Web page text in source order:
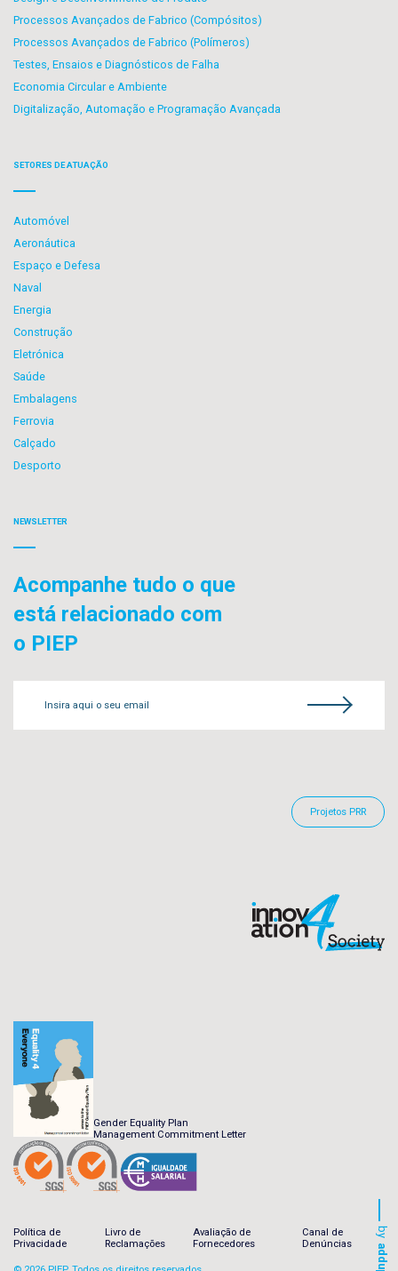
Processos Avançados de Fabrico (Compósitos)
Processos Avançados de Fabrico (Polímeros)
Testes, Ensaios e Diagnósticos de Falha
Economia Circular e Ambiente
Digitalização, Automação e Programação Avançada
SETORES DE ATUAÇÃO
Automóvel
Aeronáutica
Espaço e Defesa
Naval
Energia
Construção
Eletrónica
Saúde
Embalagens
Ferrovia
Calçado
Desporto
NEWSLETTER
Acompanhe tudo o que
está relacionado com
o PIEP
Insira aqui o seu email
Projetos PRR
Gender Equality Plan
Management Commitment Letter
Política de
Privacidade
Livro de
Reclamações
Avaliação de
Fornecedores
Canal de
Denúncias
by
addup